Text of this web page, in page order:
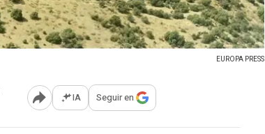
EUROPA PRESS
Abrir opciones para compartir
IA Seguir en